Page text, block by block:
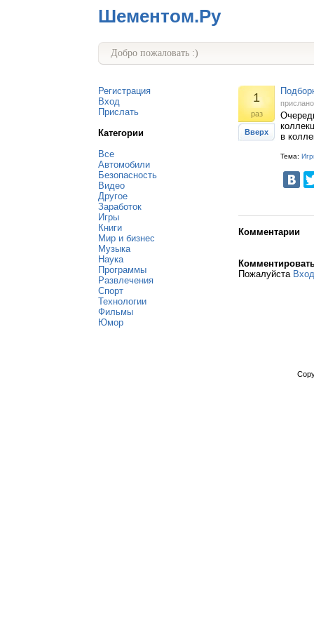
Шементом.Ру
Добро пожаловать :)
Регистрация
Вход
Прислать
Категории
Все
Автомобили
Безопасность
Видео
Другое
Заработок
Игры
Книги
Мир и бизнес
Музыка
Наука
Программы
Развлечения
Спорт
Технологии
Фильмы
Юмор
1
раз
Вверх
в
Тема:
Комментарии
Пожалуйста Вход